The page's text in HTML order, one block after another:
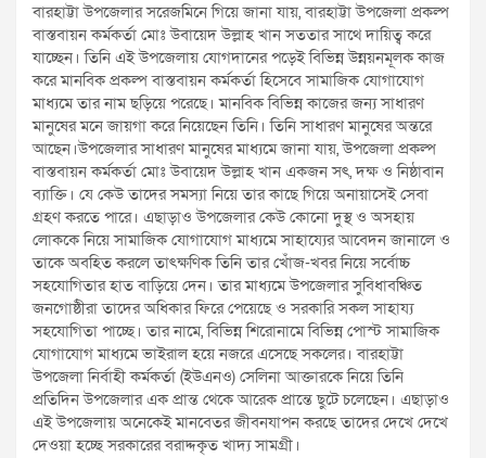
বারহাট্টা উপজেলার সরেজমিনে গিয়ে জানা যায়, বারহাট্টা উপজেলা প্রকল্প
বাস্তবায়ন কর্মকর্তা মোঃ উবায়েদ উল্লাহ খান সততার সাথে দায়িত্ব করে
যাচ্ছেন। তিনি এই উপজেলায় যোগদানের পড়েই বিভিন্ন উন্নয়নমূলক কাজ
করে মানবিক প্রকল্প বাস্তবায়ন কর্মকর্তা হিসেবে সামাজিক যোগাযোগ
মাধ্যমে তার নাম ছড়িয়ে পরেছে। মানবিক বিভিন্ন কাজের জন্য সাধারণ
মানুষের মনে জায়গা করে নিয়েছেন তিনি। তিনি সাধারণ মানুষের অন্তরে
আছেন।উপজেলার সাধারণ মানুষের মাধ্যমে জানা যায়, উপজেলা প্রকল্প
বাস্তবায়ন কর্মকর্তা মোঃ উবায়েদ উল্লাহ খান একজন সৎ, দক্ষ ও নিষ্ঠাবান
ব্যাক্তি। যে কেউ তাদের সমস্যা নিয়ে তার কাছে গিয়ে অনায়াসেই সেবা
গ্রহণ করতে পারে। এছাড়াও উপজেলার কেউ কোনো দুস্থ ও অসহায়
লোককে নিয়ে সামাজিক যোগাযোগ মাধ্যমে সাহায্যের আবেদন জানালে ও
তাকে অবহিত করলে তাৎক্ষণিক তিনি তার খোঁজ-খবর নিয়ে সর্বোচ্চ
সহযোগিতার হাত বাড়িয়ে দেন। তার মাধ্যমে উপজেলার সুবিধাবঞ্চিত
জনগোষ্ঠীরা তাদের অধিকার ফিরে পেয়েছে ও সরকারি সকল সাহায্য
সহযোগিতা পাচ্ছে। তার নামে, বিভিন্ন শিরোনামে বিভিন্ন পোস্ট সামাজিক
যোগাযোগ মাধ্যমে ভাইরাল হয়ে নজরে এসেছে সকলের। বারহাট্টা
উপজেলা নির্বাহী কর্মকর্তা (ইউএনও) সেলিনা আক্তারকে নিয়ে তিনি
প্রতিদিন উপজেলার এক প্রান্ত থেকে আরেক প্রান্তে ছুটে চলেছেন। এছাড়াও
এই উপজেলায় অনেকেই মানবেতর জীবনযাপন করছে তাদের দেখে দেখে
দেওয়া হচ্ছে সরকারের বরাদ্দকৃত খাদ্য সামগ্রী।